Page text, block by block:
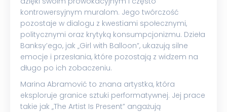
kontrowersyjnym muralom. Jego twórczość
pozostaje w dialogu z kwestiami społecznymi,
politycznymi oraz krytyką konsumpcjonizmu. Dzieła
Banksy’ego, jak „Girl with Balloon”, ukazują silne
emocje i przesłania, które pozostają z widzem na
długo po ich zobaczeniu.
Marina Abramović to znana artystka, która
eksploruje granice sztuki performatywnej. Jej prace
takie jak „The Artist Is Present” angażują